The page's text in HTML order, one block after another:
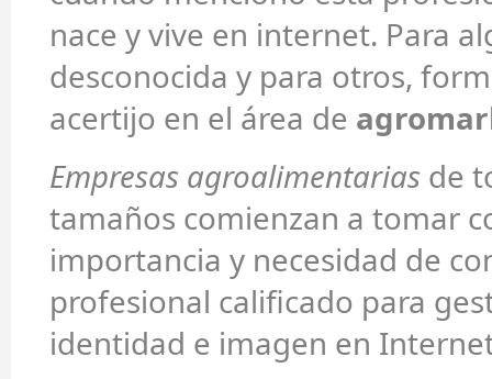
nace y vive en internet. Para
desconocida y para otros,
acertijo en el área de
Empresas agroalimentarias de
tamaños comienzan a tomar
importancia y necesidad de
profesional calificado para
identidad e imagen en